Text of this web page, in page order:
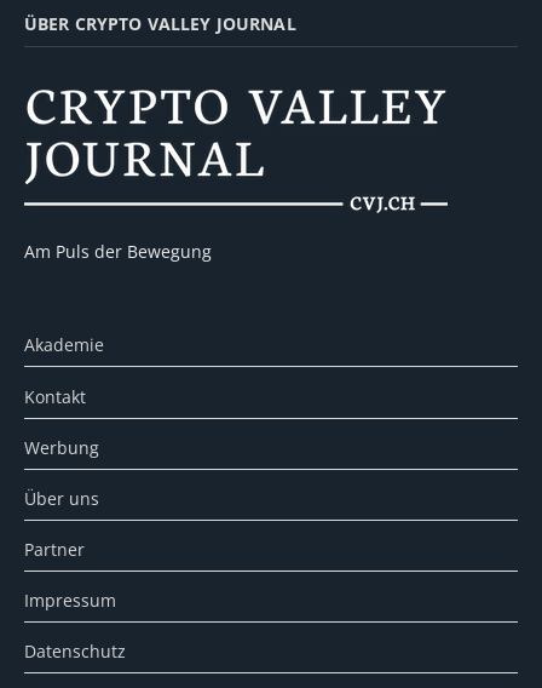
ÜBER CRYPTO VALLEY JOURNAL
Am Puls der Bewegung
Akademie
Kontakt
Werbung
Über uns
Partner
Impressum
Datenschutz